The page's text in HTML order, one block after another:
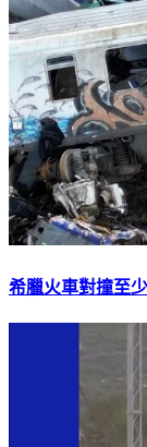
希臘火車對撞至